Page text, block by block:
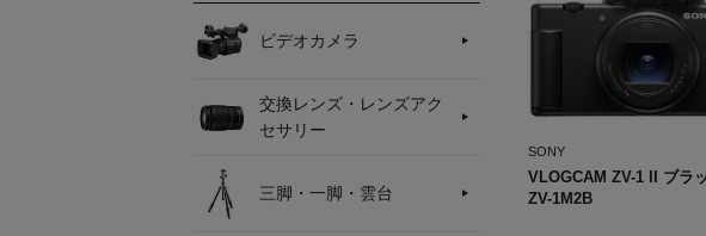
ビデオカメラ
交換レンズ・レンズアク
セサリー
三脚・一脚・雲台
SONY
VLOGCAM ZV-1 II ブラ
ZV-1M2B